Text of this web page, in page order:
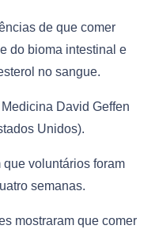
de que comer
do bioma intestinal e
no sangue.
David Geffen
Unidos).
que voluntários foram
semanas.
mostraram que comer